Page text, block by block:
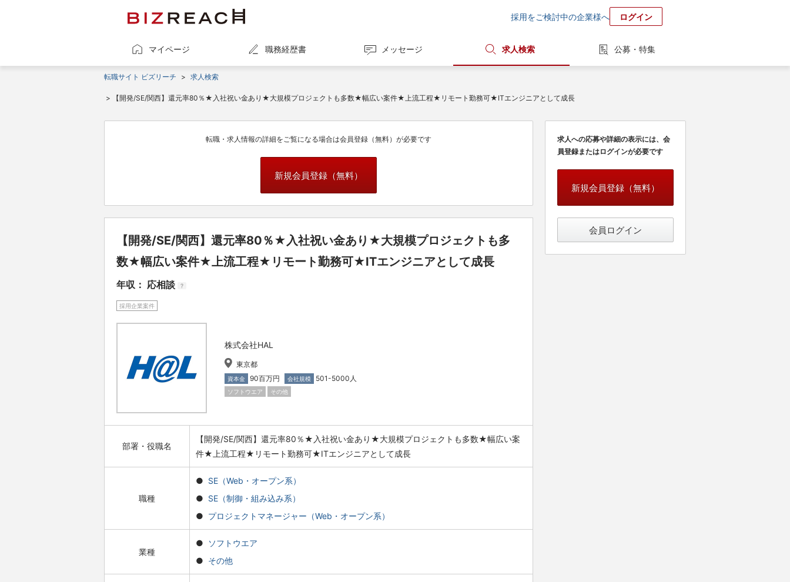
採用をご検討中の企業様へ ログイン
マイページ 職務経歴書 メッセージ 求人検索 公募・特集
転職サイト ビズリーチ > 求人検索
> 【開発/SE/関西】還元率80％★入社祝い金あり★大規模プロジェクトも多数★幅広い案件★上流工程★リモート勤務可★ITエンジニアとして成長
転職・求人情報の詳細をご覧になる場合は会員登録（無料）が必要です
新規会員登録（無料）
【開発/SE/関西】還元率80％★入社祝い金あり★大規模プロジェクトも多
数★幅広い案件★上流工程★リモート勤務可★ITエンジニアとして成長
年収： 応相談 ?
採用企業案件
株式会社HAL
東京都
資本金 90百万円 会社規模 501-5000人
ソフトウエア その他
部署・役職名
【開発/SE/関西】還元率80％★入社祝い金あり★大規模プロジェクトも多数★幅広い案
件★上流工程★リモート勤務可★ITエンジニアとして成長
職種
SE（Web・オープン系）
SE（制御・組み込み系）
プロジェクトマネージャー（Web・オープン系）
業種
ソフトウエア
その他
求人への応募や詳細の表示には、会
員登録またはログインが必要です
新規会員登録（無料）
会員ログイン